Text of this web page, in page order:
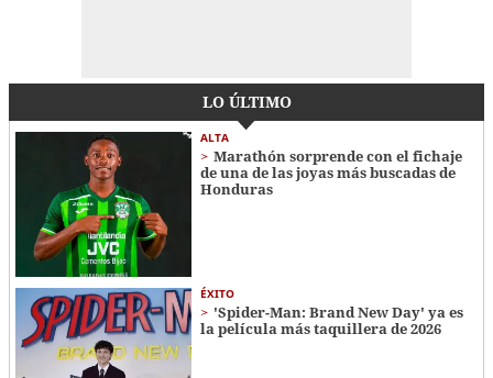
LO ÚLTIMO
ALTA
Marathón sorprende con el fichaje
de una de las joyas más buscadas de
Honduras
ÉXITO
'Spider-Man: Brand New Day' ya es
la película más taquillera de 2026